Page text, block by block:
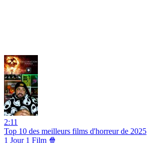
2:11
Top 10 des meilleurs films d'horreur de 2025
1 Jour 1 Film 🍿